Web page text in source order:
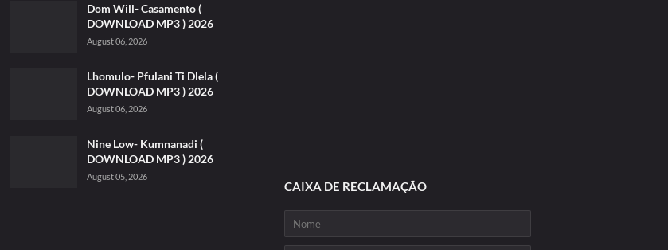
Dom Will- Casamento (
DOWNLOAD MP3 ) 2026
August 06, 2026
Lhomulo- Pfulani Ti Dlela (
DOWNLOAD MP3 ) 2026
August 06, 2026
Nine Low- Kumnanadi (
DOWNLOAD MP3 ) 2026
August 05, 2026
CAIXA DE RECLAMAÇÃO